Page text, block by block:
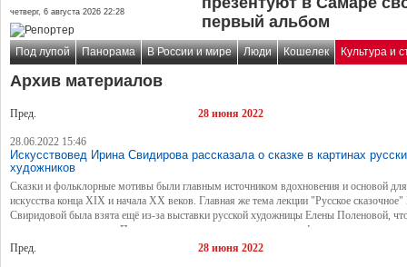
четверг, 6 августа 2026 22:28
первый альбом
Под лупой Панорама В России и мире Люди Кошелек Культура и
Архив материалов
Пред. 28 июня 2022
28.06.2022 15:46
Искусствовед Ирина Свидирова рассказала о сказке в картинах
художников
Сказки и фольклорные мотивы были главным источником вдохновения и основой для
искусства конца ХIХ и начала ХХ веков. Главная же тема лекции "Русское
Свиридовой была взята ещё из-за выставки русской художницы Елены Поленовой,
на втором этаже музея. Поленова — одна из тех, кто переводил фольклорные
для детской аудитории. Ведь сказки первоначально не предназначались для детей,
Пред. 28 июня 2022